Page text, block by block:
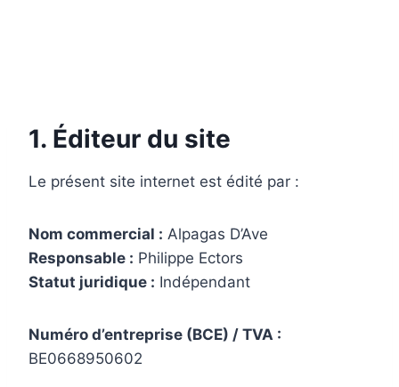
1. Éditeur du site
Le présent site internet est édité par :
Nom commercial : Alpagas D’Ave
Responsable : Philippe Ectors
Statut juridique : Indépendant
Numéro d’entreprise (BCE) / TVA :
BE0668950602